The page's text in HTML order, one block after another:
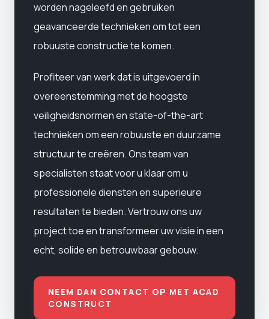
worden nageleefd en gebruiken
geavanceerde technieken om tot een
robuuste constructie te komen.
Profiteer van werk dat is uitgevoerd in
overeenstemming met de hoogste
veiligheidsnormen en state-of-the-art
technieken om een ​​robuuste en duurzame
structuur te creëren. Ons team van
specialisten staat voor u klaar om u
professionele diensten en superieure
resultaten te bieden. Vertrouw ons uw
project toe en transformeer uw visie in een
echt, solide en betrouwbaar gebouw.
NEEM DAN CONTACT OP MET ACAD
CONSTRUCT